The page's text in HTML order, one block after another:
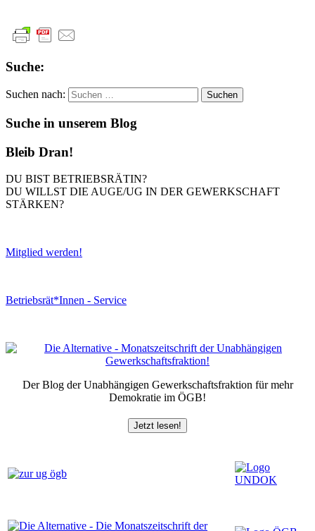
Suche:
Suchen nach:
Suche in unserem Blog
Bleib Dran!
DU BIST BETRIEBSRÄTIN?
DU WILLST DIE AUGE/UG IN DER GEWERKSCHAFT
STÄRKEN?
Mitglied werden!
Betriebsrät*Innen - Service
Der Blog der Unabhängigen Gewerkschaftsfraktion für mehr
Demokratie im ÖGB!
Jetzt lesen!